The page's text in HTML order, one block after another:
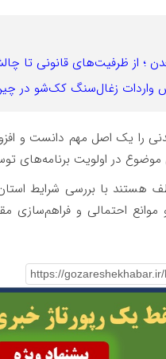
؛ از ظرفیت‌های قانونی تا
واردات زغال‌سنگ کک‌شو در
را یک اصل مهم دانست و
در اولویت برنامه‌های
هستند با بررسی شرایط
احتمالی و فراهم‌سازی